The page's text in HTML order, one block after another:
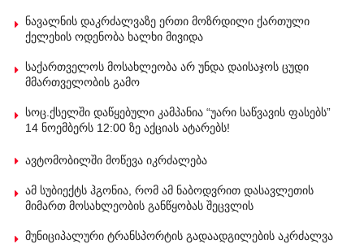
ნავალნის დაკრძალვაზე ერთი მოზრდილი ქართული
ქელეხის ოდენობა ხალხი მივიდა
საქართველოს მოსახლეობა არ უნდა დაისაჯოს ცუდი
მმართველობის გამო
სოც.ქსელში დაწყებული კამპანია “უარი საწვავის ფასებს”
14 ნოემბერს 12:00 ზე აქციას ატარებს!
ავტომობილში მოწევა იკრძალება
ამ სუბიექტს ჰგონია, რომ ამ ნაბოდვრით დასავლეთის
მიმართ მოსახლეობის განწყობას შეცვლის
მუნიციპალური ტრანსპორტის გადაადგილების აკრძალვა